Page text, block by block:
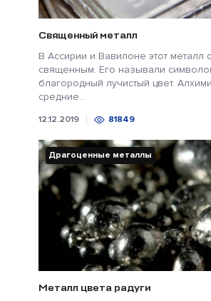
Священный металл
В Ассирии и Вавилоне этот металл
священным. Его называли
благородный лучистый цвет.
средние...
12.12.2019 81849
Драгоценные металлы
Металл цвета радуги